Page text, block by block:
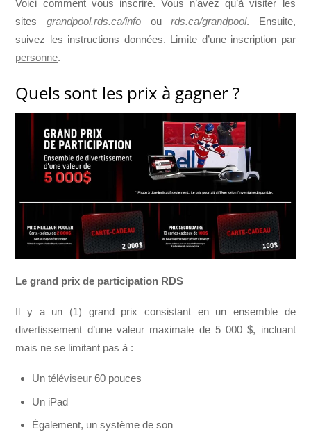
Voici comment vous inscrire. Vous n’avez qu’à visiter les
sites grandpool.rds.ca/infoourds.ca/grandpool. Ensuite,
suivez les instructions données. Limite d’une inscription par
personne.
Quels sont les prix à gagner ?
Le grand prix de participation RDS
Il y a un (1) grand prix consistant en un ensemble de
divertissement d’une valeur maximale de 5 000 $, incluant
mais ne se limitant pas à :
Untéléviseur 60 pouces
Un iPad
Également, un système de son